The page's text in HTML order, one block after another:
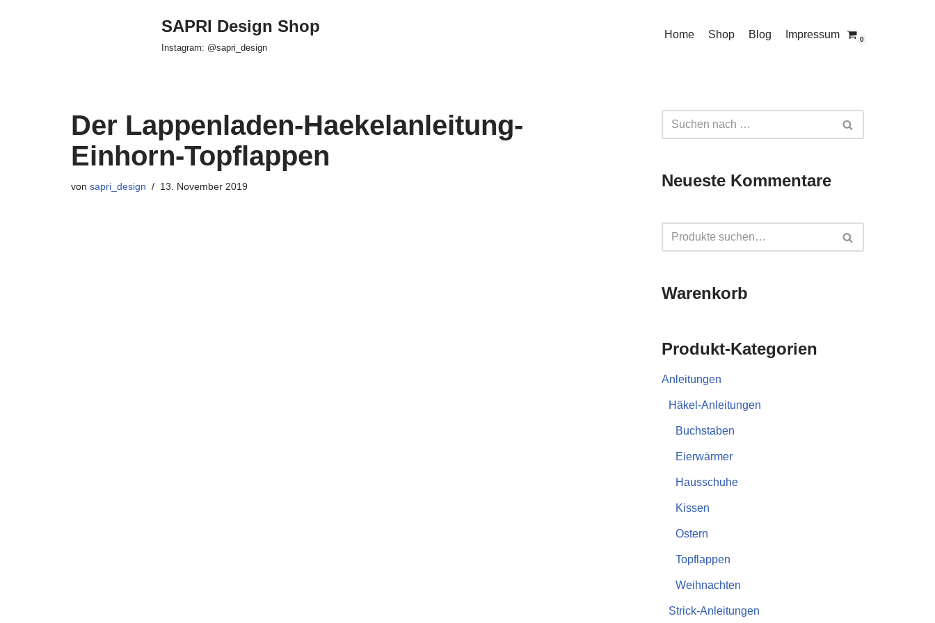
SAPRI Design Shop
Instagram: @sapri_design
Home Shop Blog Impressum 0
Der Lappenladen-Haekelanleitung-
Einhorn-Topflappen
von sapri_design 13. November 2019 Neueste Kommentare
Warenkorb
Produkt-Kategorien
Anleitungen
Häkel-Anleitungen
Buchstaben
Eierwärmer
Hausschuhe
Kissen
Ostern
Topflappen
Weihnachten
Strick-Anleitungen